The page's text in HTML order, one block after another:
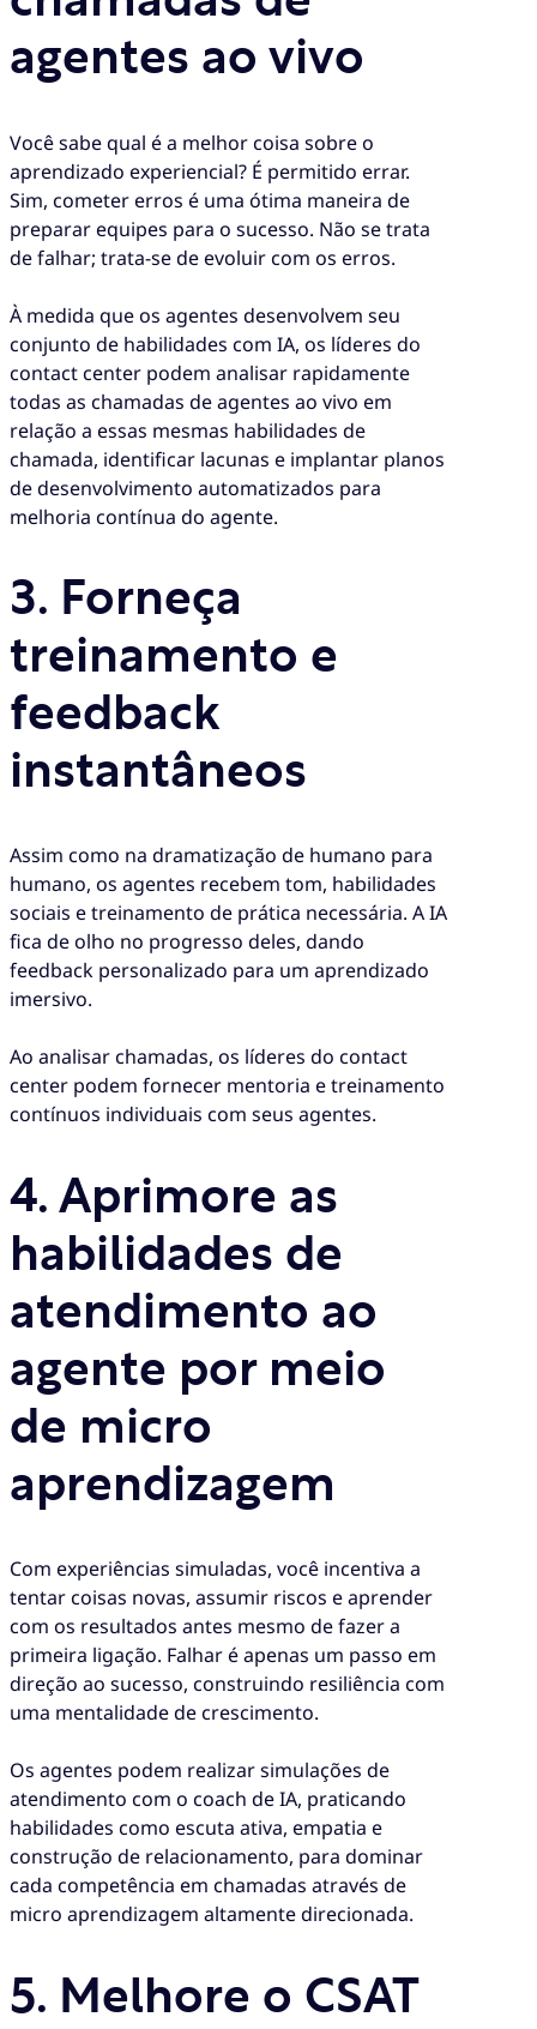
agentes ao vivo
Você sabe qual é a melhor coisa sobre o
aprendizado experiencial? É permitido errar.
Sim, cometer erros é uma ótima maneira de
preparar equipes para o sucesso. Não se trata
de falhar; trata-se de evoluir com os erros.
À medida que os agentes desenvolvem seu
conjunto de habilidades com IA, os líderes do
contact center podem analisar rapidamente
todas as chamadas de agentes ao vivo em
relação a essas mesmas habilidades de
chamada, identificar lacunas e implantar planos
de desenvolvimento automatizados para
melhoria contínua do agente.
3. Forneça
treinamento e
feedback
instantâneos
Assim como na dramatização de humano para
humano, os agentes recebem tom, habilidades
sociais e treinamento de prática necessária. A IA
fica de olho no progresso deles, dando
feedback personalizado para um aprendizado
imersivo.
Ao analisar chamadas, os líderes do contact
center podem fornecer mentoria e treinamento
contínuos individuais com seus agentes.
4. Aprimore as
habilidades de
atendimento ao
agente por meio
de micro
aprendizagem
Com experiências simuladas, você incentiva a
tentar coisas novas, assumir riscos e aprender
com os resultados antes mesmo de fazer a
primeira ligação. Falhar é apenas um passo em
direção ao sucesso, construindo resiliência com
uma mentalidade de crescimento.
Os agentes podem realizar simulações de
atendimento com o coach de IA, praticando
habilidades como escuta ativa, empatia e
construção de relacionamento, para dominar
cada competência em chamadas através de
micro aprendizagem altamente direcionada.
5. Melhore o CSAT